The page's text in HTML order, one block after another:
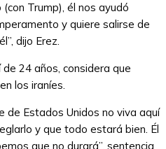
Trump), él nos ayudó
y quiere salirse de
dijo Erez.
24 años, considera que
los iraníes.
de Estados Unidos no viva aquí
y que todo estará bien. Él
que no durará”, sentencia